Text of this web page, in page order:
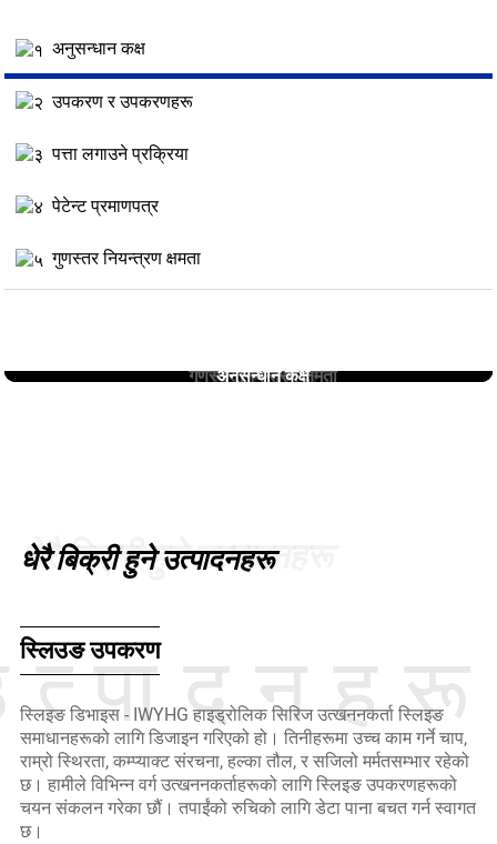
अनुसन्धान कक्ष
उपकरण र उपकरणहरू
पत्ता लगाउने प्रक्रिया
पेटेन्ट प्रमाणपत्र
गुणस्तर नियन्त्रण क्षमता
अनुसन्धान कक्ष
उपकरण र उपकरणहरू
पत्ता लगाउने प्रक्रिया
पेटेन्ट प्रमाणपत्र
गुणस्तर नियन्त्रण क्षमता
धेरै बिक्री हुने उत्पादनहरू
धेरै बिक्री हुने उत्पादनहरू
स्लिउङ उपकरण
स्लिइङ डिभाइस - IWYHG हाइड्रोलिक सिरिज उत्खननकर्ता स्लिइङ
समाधानहरूको लागि डिजाइन गरिएको हो। तिनीहरूमा उच्च काम गर्ने चाप,
राम्रो स्थिरता, कम्प्याक्ट संरचना, हल्का तौल, र सजिलो मर्मतसम्भार रहेको
छ। हामीले विभिन्न वर्ग उत्खननकर्ताहरूको लागि स्लिइङ उपकरणहरूको
चयन संकलन गरेका छौं। तपाईंको रुचिको लागि डेटा पाना बचत गर्न स्वागत
छ।